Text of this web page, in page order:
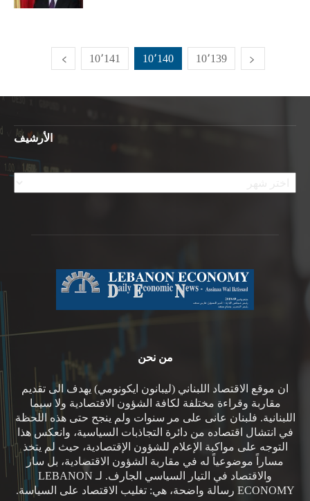
10٬139 10٬140 10٬141
الأرشيف
الأرشيف
من نحن
ان موقع الاقتصاد اللبناني (ليبانون ايكونومي) يهدف الى تقديم
مقاربة وقراءة مختلفة لكافة الشؤون الاقتصادية ولا سيما
اللبنانية. فلبنان عانى على مر سنوات ولم ينجح حتى هذه اللحظة
في انتشال اقتصاده من دائرة التجاذبات السياسية، وانعكس هذا
التوجه على مواكبة الإعلام للشؤون الإقتصادية، حيث لم يتخذ
مساراً موضوعياً له في مقاربة الشؤون الاقتصادية، بل سار
والاقتصاد في التيار السياسي الجارف. لـ LEBANON
ECONOMY رسالة واضحة، هي: تغليب الاقتصاد على السياسة.